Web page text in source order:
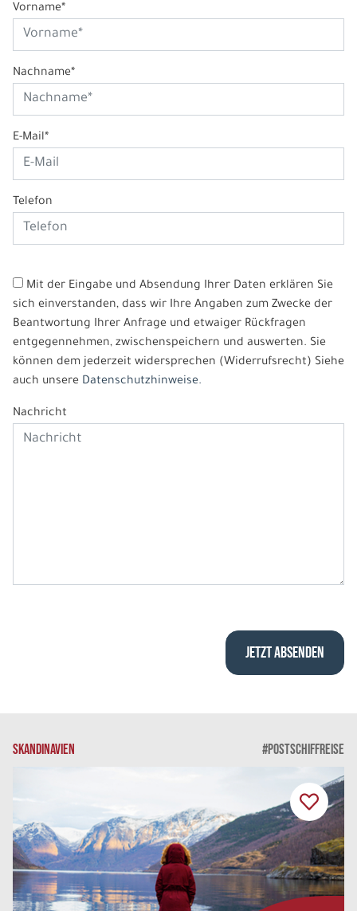
Vorname*
Nachname*
E-Mail*
Telefon
Mit der Eingabe und Absendung Ihrer Daten erklären Sie
sich einverstanden, dass wir Ihre Angaben zum Zwecke der
Beantwortung Ihrer Anfrage und etwaiger Rückfragen
entgegennehmen, zwischenspeichern und auswerten. Sie
können dem jederzeit widersprechen (Widerrufsrecht) Siehe
auch unsere Datenschutzhinweise.
Nachricht
SKANDINAVIEN #POSTSCHIFFREISE